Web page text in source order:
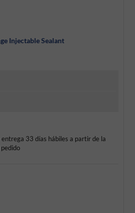
Injectable Sealant
33 días hábiles a partir de la